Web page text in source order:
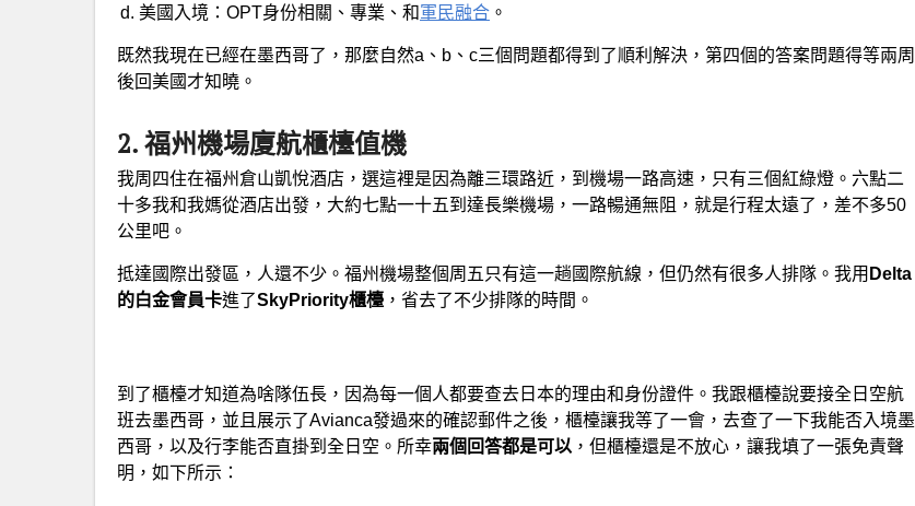
美國入境：OPT身份相關、專業、和軍民融合 。
既然我現在已經在墨西哥了，那麼自然a、b、c三個問題都得到了順利解決，第四個的答案問題得等兩周
後回美國才知曉。
2. 福州機場廈航櫃檯值機
我周四住在福州倉山凱悅酒店，選這裡是因為離三環路近，到機場一路高速，只有三個紅綠燈。六點二
十多我和我媽從酒店出發，大約七點一十五到達長樂機場，一路暢通無阻，就是行程太遠了，差不多50
公里吧。
抵達國際出發區，人還不少。福州機場整個周五只有這一趟國際航線，但仍然有很多人排隊。我用 Delta
的白金會員卡進了SkyPriority櫃檯 ，省去了不少排隊的時間。
到了櫃檯才知道為啥隊伍長，因為每一個人都要查去日本的理由和身份證件。我跟櫃檯說要接全日空航
班去墨西哥，並且展示了Avianca發過來的確認郵件之後，櫃檯讓我等了一會，去查了一下我能否入境墨
西哥，以及行李能否直掛到全日空。所幸兩個回答都是可以 ，但櫃檯還是不放心，讓我填了一張免責聲
明，如下所示：